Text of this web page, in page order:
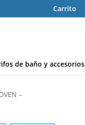
Carrito
de baño y accesorios
–